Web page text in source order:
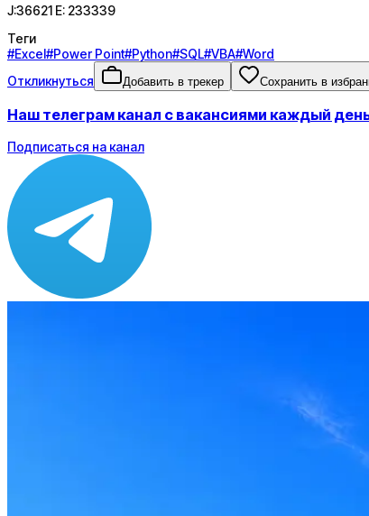
J:36621 E: 233339
Теги
#Excel#Power Point#Python#SQL#VBA#Word
Откликнуться
Добавить в трекер Сохранить в
Наш телеграм канал с вакансиями каждый
Подписаться на канал